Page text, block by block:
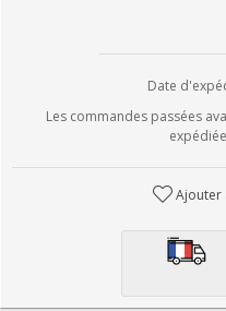
Date
Les commandes passées
Ajouter